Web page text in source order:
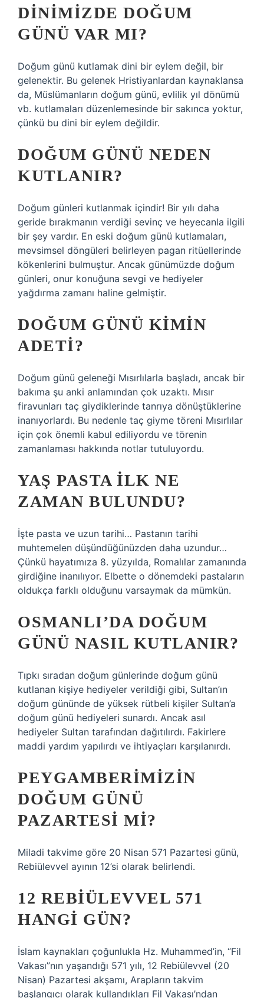
DINIMIZDE DOĞUM
GÜNÜ VAR MI?
Doğum günü kutlamak dini bir eylem değil, bir
gelenektir. Bu gelenek Hristiyanlardan kaynaklansa
da, Müslümanların doğum günü, evlilik yıl dönümü
vb. kutlamaları düzenlemesinde bir sakınca yoktur,
çünkü bu dini bir eylem değildir.
DOĞUM GÜNÜ NEDEN
KUTLANIR?
Doğum günleri kutlanmak içindir! Bir yılı daha
geride bırakmanın verdiği sevinç ve heyecanla ilgili
bir şey vardır. En eski doğum günü kutlamaları,
mevsimsel döngüleri belirleyen pagan ritüellerinde
kökenlerini bulmuştur. Ancak günümüzde doğum
günleri, onur konuğuna sevgi ve hediyeler
yağdırma zamanı haline gelmiştir.
DOĞUM GÜNÜ KIMIN
ADETI?
Doğum günü geleneği Mısırlılarla başladı, ancak bir
bakıma şu anki anlamından çok uzaktı. Mısır
firavunları taç giydiklerinde tanrıya dönüştüklerine
inanıyorlardı. Bu nedenle taç giyme töreni Mısırlılar
için çok önemli kabul ediliyordu ve törenin
zamanlaması hakkında notlar tutuluyordu.
YAŞ PASTA ILK NE
ZAMAN BULUNDU?
İşte pasta ve uzun tarihi… Pastanın tarihi
muhtemelen düşündüğünüzden daha uzundur…
Çünkü hayatımıza 8. yüzyılda, Romalılar zamanında
girdiğine inanılıyor. Elbette o dönemdeki pastaların
oldukça farklı olduğunu varsaymak da mümkün.
OSMANLI’DA DOĞUM
GÜNÜ NASIL KUTLANIR?
Tıpkı sıradan doğum günlerinde doğum günü
kutlanan kişiye hediyeler verildiği gibi, Sultan’ın
doğum gününde de yüksek rütbeli kişiler Sultan’a
doğum günü hediyeleri sunardı. Ancak asıl
hediyeler Sultan tarafından dağıtılırdı. Fakirlere
maddi yardım yapılırdı ve ihtiyaçları karşılanırdı.
PEYGAMBERIMIZIN
DOĞUM GÜNÜ
PAZARTESI MI?
Miladi takvime göre 20 Nisan 571 Pazartesi günü,
Rebiülevvel ayının 12’si olarak belirlendi.
12 REBIÜLEVVEL 571
HANGI GÜN?
İslam kaynakları çoğunlukla Hz. Muhammed’in, “Fil
Vakası”nın yaşandığı 571 yılı, 12 Rebiülevvel (20
Nisan) Pazartesi akşamı, Arapların takvim
başlangıcı olarak kullandıkları Fil Vakası’ndan